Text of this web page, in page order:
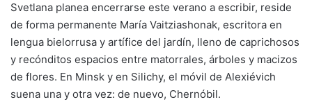
Svetlana planea encerrarse este verano a escribir, reside
de forma permanente María Vaitziashonak, escritora en
lengua bielorrusa y artífice del jardín, lleno de caprichosos
y recónditos espacios entre matorrales, árboles y macizos
de flores. En Minsk y en Silichy, el móvil de Alexiévich
suena una y otra vez: de nuevo, Chernóbil.